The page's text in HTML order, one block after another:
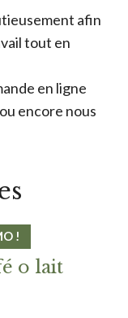
afin
tout en
en ligne
ou encore nous
!
o lait